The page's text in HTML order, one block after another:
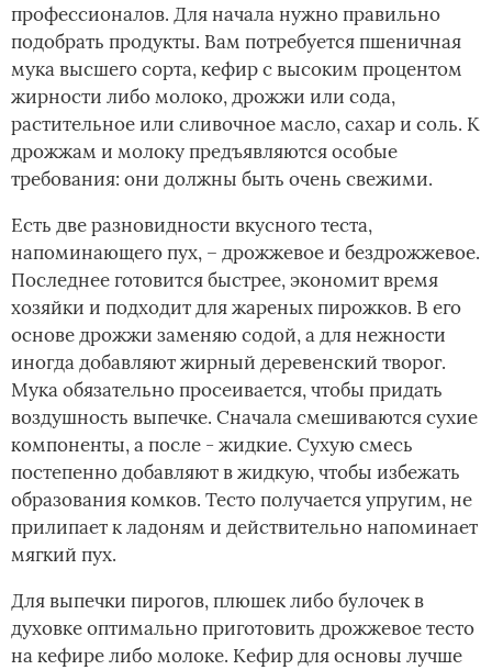
профессионалов. Для начала нужно правильно
подобрать продукты. Вам потребуется пшеничная
мука высшего сорта, кефир с высоким процентом
жирности либо молоко, дрожжи или сода,
растительное или сливочное масло, сахар и соль. К
дрожжам и молоку предъявляются особые
требования: они должны быть очень свежими.
Есть две разновидности вкусного теста,
напоминающего пух, – дрожжевое и бездрожжевое.
Последнее готовится быстрее, экономит время
хозяйки и подходит для жареных пирожков. В его
основе дрожжи заменяю содой, а для нежности
иногда добавляют жирный деревенский творог.
Мука обязательно просеивается, чтобы придать
воздушность выпечке. Сначала смешиваются сухие
компоненты, а после - жидкие. Сухую смесь
постепенно добавляют в жидкую, чтобы избежать
образования комков. Тесто получается упругим, не
прилипает к ладоням и действительно напоминает
мягкий пух.
Для выпечки пирогов, плюшек либо булочек в
духовке оптимально приготовить дрожжевое тесто
на кефире либо молоке. Кефир для основы лучше